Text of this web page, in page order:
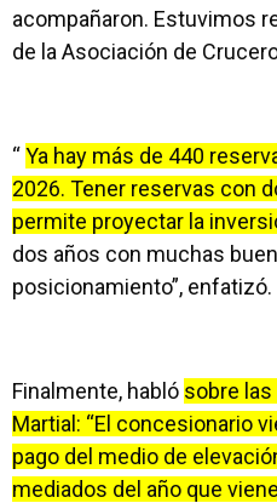
acompañaron. Estuvimos
de la Asociación de
“Ya hay más de 440
2026. Tener reservas con
permite proyectar la
dos años con muchas
posicionamiento”, enfatizó.
Finalmente, habló sobre
Martial: “El concesionario
pago del medio de
mediados del año que